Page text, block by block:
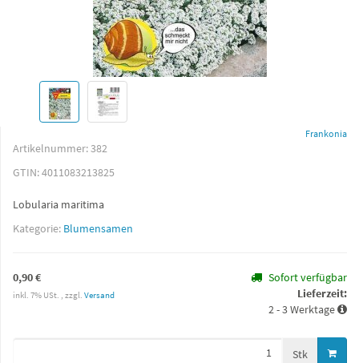
Frankonia
Artikelnummer:382
GTIN:4011083213825
Lobularia maritima
Kategorie: Blumensamen
0,90 €
inkl. 7% USt. , zzgl. Versand
Sofort verfügbar
Lieferzeit:
2 - 3 Werktage
Stk